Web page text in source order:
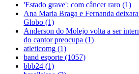
'Estado grave': com câncer raro (1)
Ana Maria Braga e Fernanda
Globo (1)
Anderson do Molejo volta a ser
do cantor preocupa (1)
atleticomg (1)
band esporte (1057)
bbb24 (1)